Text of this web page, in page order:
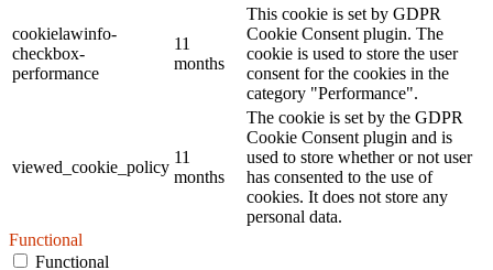
cookielawinfo-
checkbox-
performance
11
months
This cookie is set by GDPR
Cookie Consent plugin. The
cookie is used to store the user
consent for the cookies in the
category "Performance".
viewed_cookie_policy
11
months
The cookie is set by the GDPR
Cookie Consent plugin and is
used to store whether or not user
has consented to the use of
cookies. It does not store any
personal data.
Functional
Functional